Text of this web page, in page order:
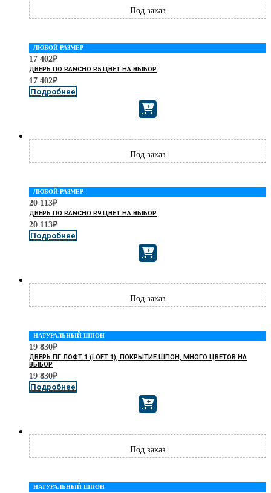
ЛЮБОЙ РАЗМЕР
17 402₽
ДВЕРЬ ПО RANCHO R5 ЦВЕТ НА ВЫБОР
17 402₽
Подробнее
ЛЮБОЙ РАЗМЕР
20 113₽
ДВЕРЬ ПО RANCHO R9 ЦВЕТ НА ВЫБОР
20 113₽
Подробнее
НАТУРАЛЬНЫЙ ШПОН
19 830₽
ДВЕРЬ ПГ ЛОФТ 1 (LOFT 1), ПОКРЫТИЕ ШПОН, МНОГО ЦВЕТОВ НА
ВЫБОР
19 830₽
Подробнее
НАТУРАЛЬНЫЙ ШПОН